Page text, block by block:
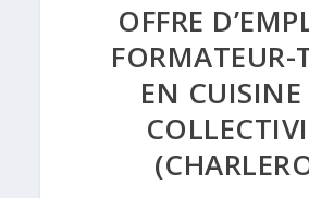
OFFRE
FORMATEUR-
EN CUISINE